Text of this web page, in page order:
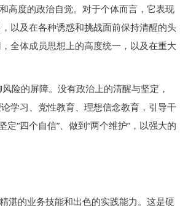
高度的政治自觉。对于个体而言，它表现
以及在各种诱惑和挑战面前保持清醒的头
全体成员思想上的高度统一，以及在重大
险的屏障。没有政治上的清醒与坚定，
学习、党性教育、理想信念教育，引导干
“四个自信”、做到“两个维护”，以强大的
湛的业务技能和出色的实践能力。这是硬